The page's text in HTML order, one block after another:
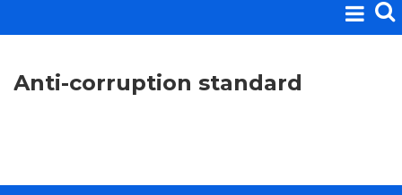
Anti-corruption standard